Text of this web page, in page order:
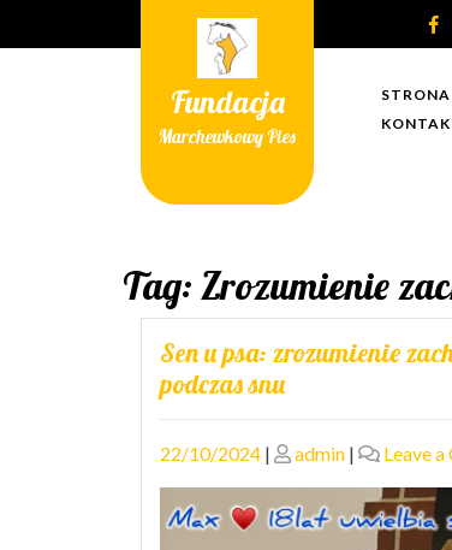
Fundacja
Marchewkowy Pies
Tag: Zrozumienie
Sen u psa: zrozumienie
podczas snu
Posted
22/10/2024 | Posted
admin | Leave